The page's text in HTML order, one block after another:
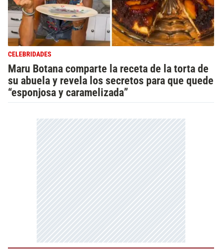
CELEBRIDADES
Maru Botana comparte la receta de la torta de
su abuela y revela los secretos para que quede
“esponjosa y caramelizada”